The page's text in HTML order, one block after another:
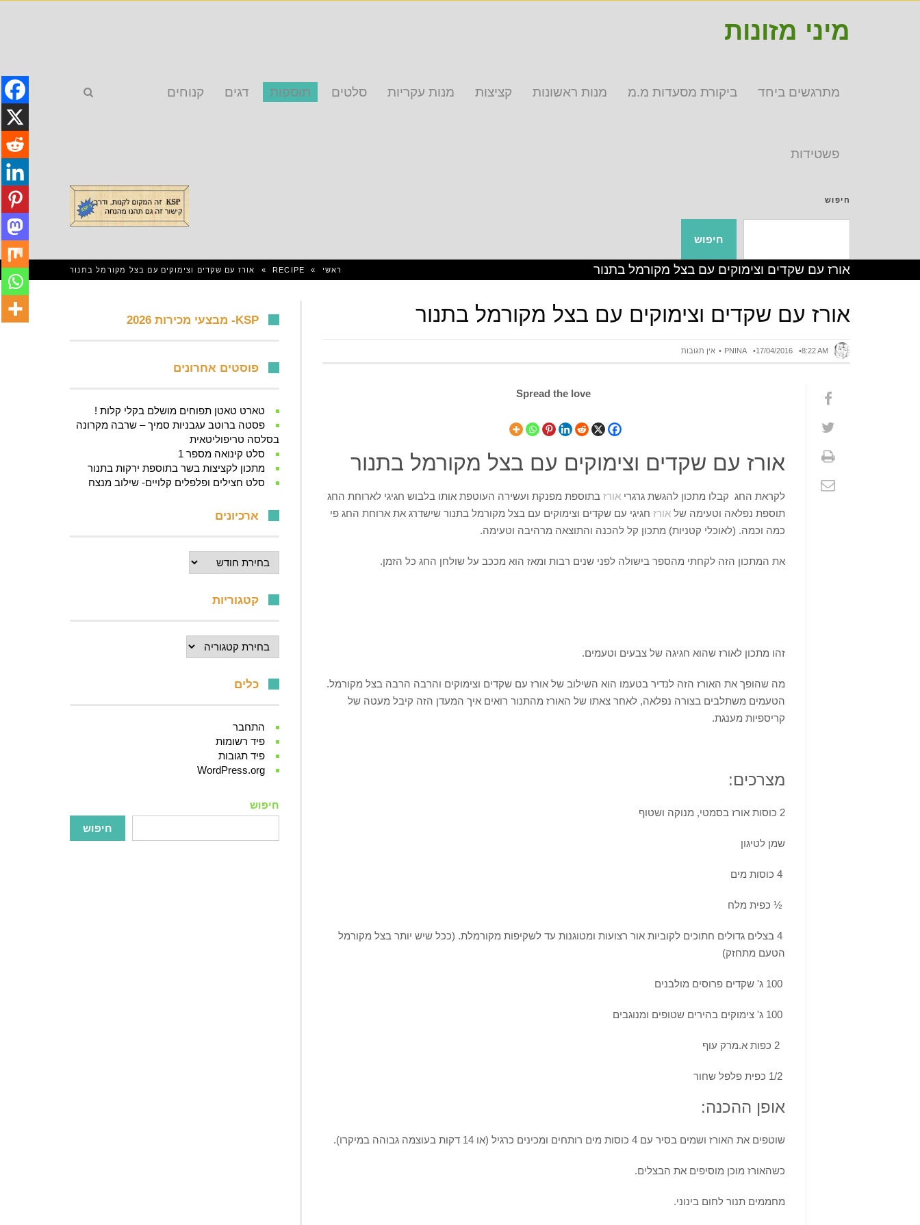
מיני מזונות
מתרגשים ביחד ביקורת מסעדות מ.מ מנות ראשונות קציצות מנות עקריות סלטים תוספות דגים קנוחים
פשטידות
חיפוש
חיפוש
אורז עם שקדים וצימוקים עם בצל מקורמל בתנור ראשי »
RECIPE
» אורז עם שקדים וצימוקים עם בצל מקורמל בתנור
אורז עם שקדים וצימוקים עם בצל מקורמל בתנור
PNINA 17/04/2016 8:22 AM אין תגובות
Spread the love
אורז עם שקדים וצימוקים עם בצל מקורמל בתנור
לקראת החג קבלו מתכון להגשת גרגריאורז בתוספת מפנקת ועשירה העוטפת אותו בלבוש חגיגי לארוחת החג
תוספת נפלאה וטעימה שלאורז חגיגי עם שקדים וצימוקים עם בצל מקורמל בתנור שישדרג את ארוחת החג פי
כמה וכמה. (לאוכלי קטניות) מתכון קל להכנה והתוצאה מרהיבה וטעימה.
את המתכון הזה לקחתי מהספר בישולה לפני שנים רבות ומאז הוא מככב על שולחן החג כל הזמן.
זהו מתכון לאורז שהוא חגיגה של צבעים וטעמים.
מה שהופך את האורז הזה לנדיר בטעמו הוא השילוב של אורז עם שקדים וצימוקים והרבה הרבה בצל מקורמל.
הטעמים משתלבים בצורה נפלאה, לאחר צאתו של האורז מהתנור רואים איך המעדן הזה קיבל מעטה של
קריספיות מענגת.
מצרכים:
2 כוסות אורז בסמטי, מנוקה ושטוף
שמן לטיגון
4 כוסות מים
½ כפית מלח
4 בצלים גדולים חתוכים לקוביות אור רצועות ומטוגנות עד לשקיפות מקורמלת. (ככל שיש יותר בצל מקורמל
הטעם מתחזק)
100ג' שקדים פרוסים מולבנים
100 ג' צימוקים בהירים שטופים ומנוגבים
2 כפות א.מרק עוף
1/2 כפית פלפל שחור
אופן ההכנה:
שוטפים את האורז ושמים בסיר עם 4 כוסות מים רותחים ומכינים כרגיל (או 14 דקות בעוצמה גבוהה במיקרו).
כשהאורז מוכן מוסיפים את הבצלים.
מחממים תנור לחום בינוני.
KSP- מבצעי מכירות 2026
פוסטים אחרונים
טארט טאטן תפוחים מושלם בקלי קלות !
פסטה ברוטב עגבניות סמיך – שרבה מקרונה
בסלסה טריפוליטאית
סלט קינואה מספר 1
מתכון לקציצות בשר בתוספת ירקות בתנור
סלט חצילים ופלפלים קלויים- שילוב מנצח
ארכיונים
ארכיונים
קטגוריות
קטגוריות
כלים
התחבר
פיד רשומות
פיד תגובות
WordPress.org
חיפוש
חיפוש